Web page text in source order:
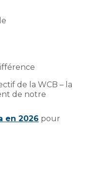
de la WCB – la
de notre
en 2026 pour